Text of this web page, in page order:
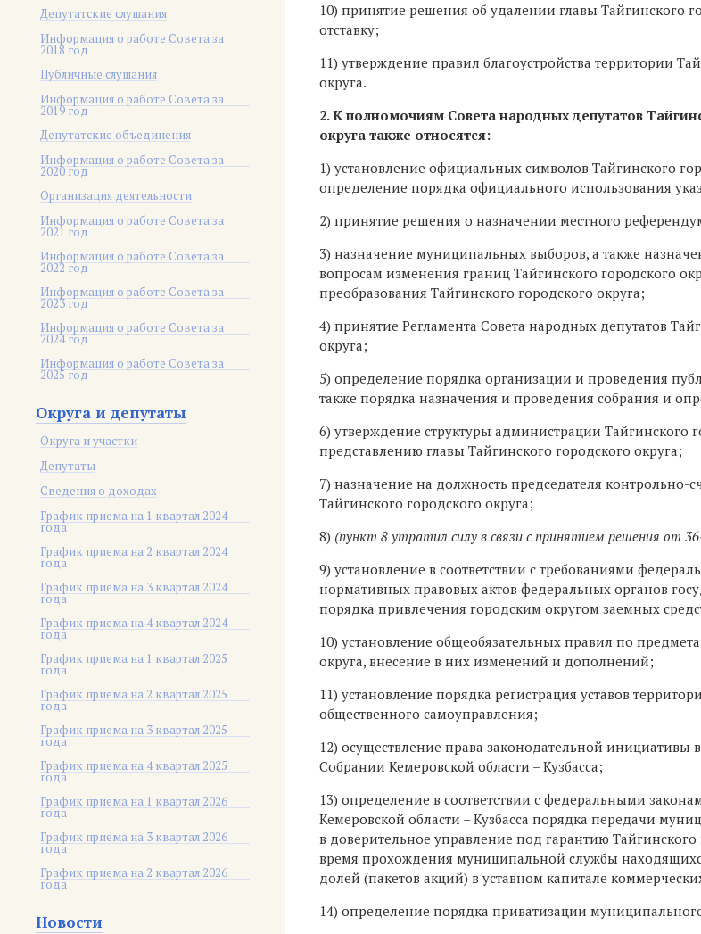
Депутатские слушания
Информация о работе Совета за
2018 год
Публичные слушания
Информация о работе Совета за
2019 год
Депутатские объединения
Информация о работе Совета за
2020 год
Организация деятельности
Информация о работе Совета за
2021 год
Информация о работе Совета за
2022 год
Информация о работе Совета за
2023 год
Информация о работе Совета за
2024 год
Информация о работе Совета за
2025 год
Округа и депутаты
Округа и участки
Депутаты
Сведения о доходах
График приема на 1 квартал 2024
года
График приема на 2 квартал 2024
года
График приема на 3 квартал 2024
года
График приема на 4 квартал 2024
года
График приема на 1 квартал 2025
года
График приема на 2 квартал 2025
года
График приема на 3 квартал 2025
года
График приема на 4 квартал 2025
года
График приема на 1 квартал 2026
года
График приема на 3 квартал 2026
года
График приема на 2 квартал 2026
года
Новости
10) принятие решения об удалении главы Тайгинского
отставку;
11) утверждение правил благоустройства территории
округа.
2. К полномочиям Совета народных депутатов
округа также относятся:
1) установление официальных символов Тайгинского
определение порядка официального использования
2) принятие решения о назначении местного
3) назначение муниципальных выборов, а также
вопросам изменения границ Тайгинского городского
преобразования Тайгинского городского округа;
4) принятие Регламента Совета народных депутатов
округа;
5) определение порядка организации и проведения
также порядка назначения и проведения собрания и
6) утверждение структуры администрации Тайгинского
представлению главы Тайгинского городского округа;
7) назначение на должность председателя контрольно-
Тайгинского городского округа;
8) (пункт 8 утратил силу в связи с принятием решения от
9) установление в соответствии с требованиями
нормативных правовых актов федеральных органов
порядка привлечения городским округом заемных
10) установление общеобязательных правил по
округа, внесение в них изменений и дополнений;
11) установление порядка регистрация уставов
общественного самоуправления;
12) осуществление права законодательной инициативы
Собрании Кемеровской области – Кузбасса;
13) определение в соответствии с федеральными
Кемеровской области – Кузбасса порядка передачи
в доверительное управление под гарантию Тайгинского
время прохождения муниципальной службы
долей (пакетов акций) в уставном капитале
14) определение порядка приватизации